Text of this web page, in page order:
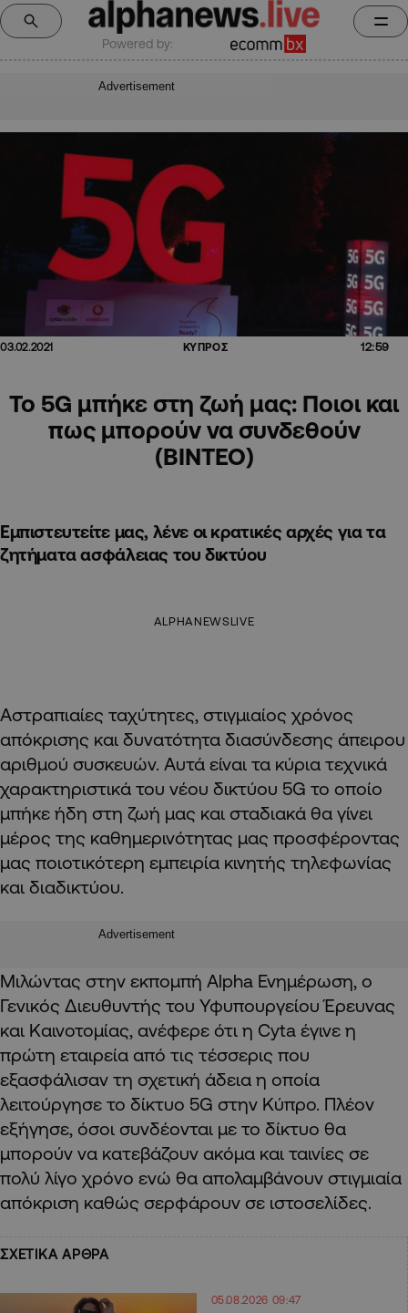
Powered by:
Advertisement
03.02.2021 ΚΥΠΡΟΣ 12:59
To 5G μπήκε στη ζωή μας: Ποιοι και
πως μπορούν να συνδεθούν
(ΒΙΝΤΕΟ)
Εμπιστευτείτε μας, λένε οι κρατικές αρχές για τα
ζητήματα ασφάλειας του δικτύου
ALPHANEWSLIVE
Αστραπιαίες ταχύτητες, στιγμιαίος χρόνος
απόκρισης και δυνατότητα διασύνδεσης άπειρου
αριθμού συσκευών. Αυτά είναι τα κύρια τεχνικά
χαρακτηριστικά του νέου δικτύου 5G το οποίο
μπήκε ήδη στη ζωή μας και σταδιακά θα γίνει
μέρος της καθημερινότητας μας προσφέροντας
μας ποιοτικότερη εμπειρία κινητής τηλεφωνίας
και διαδικτύου.
Advertisement
Μιλώντας στην εκπομπή Alpha Ενημέρωση, ο
Γενικός Διευθυντής του Υφυπουργείου Έρευνας
και Καινοτομίας, ανέφερε ότι η Cyta έγινε η
πρώτη εταιρεία από τις τέσσερις που
εξασφάλισαν τη σχετική άδεια η οποία
λειτούργησε το δίκτυο 5G στην Κύπρο. Πλέον
εξήγησε, όσοι συνδέονται με το δίκτυο θα
μπορούν να κατεβάζουν ακόμα και ταινίες σε
πολύ λίγο χρόνο ενώ θα απολαμβάνουν στιγμιαία
απόκριση καθώς σερφάρουν σε ιστοσελίδες.
ΣΧΕΤΙΚΑ ΑΡΘΡΑ
05.08.2026 09:47